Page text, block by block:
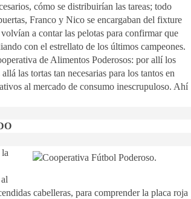
cómo se distribuirían las tareas; todo
Franco y Nico se encargaban del fixture
a contar las pelotas para confirmar que
con el estrellato de los últimos campeones.
de Alimentos Poderosos: por allí los
las tortas tan necesarias para los tantos en
al mercado de consumo inescrupuloso. Ahí
cabelleras, para comprender la placa roja